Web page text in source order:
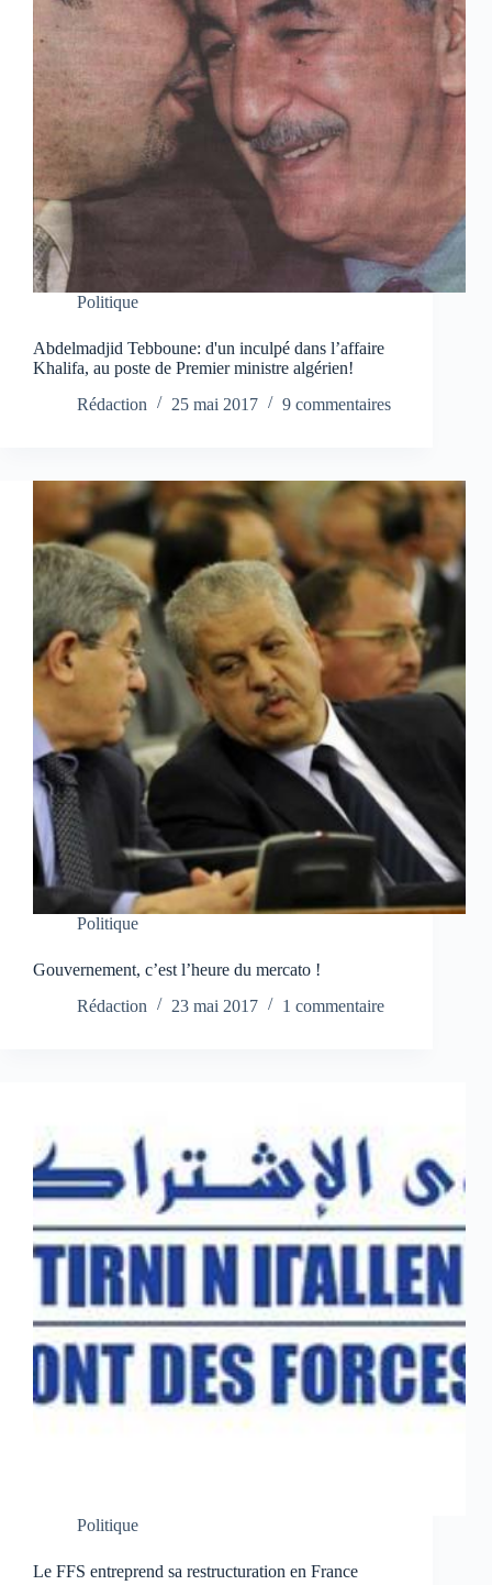
Politique
Abdelmadjid Tebboune: d'un inculpé dans l’affaire
Khalifa, au poste de Premier ministre algérien!
Rédaction
25 mai 2017 9 commentaires
Politique
Gouvernement, c’est l’heure du mercato !
Rédaction
23 mai 2017 1 commentaire
Politique
Le FFS entreprend sa restructuration en France